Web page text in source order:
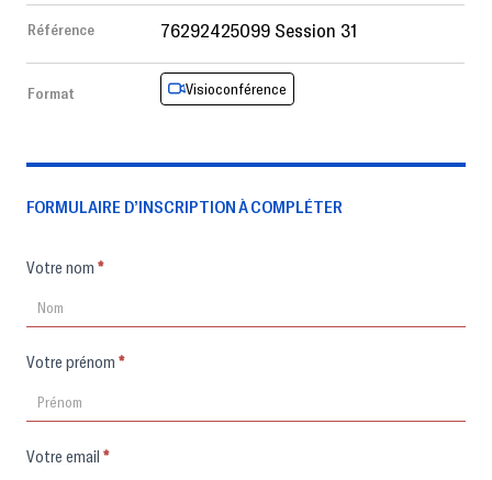
Référence 76292425099 Session 31
Format Visioconférence
FORMULAIRE D’INSCRIPTION À COMPLÉTER
Formulaire
Votre nom *
Votre prénom *
Votre email *